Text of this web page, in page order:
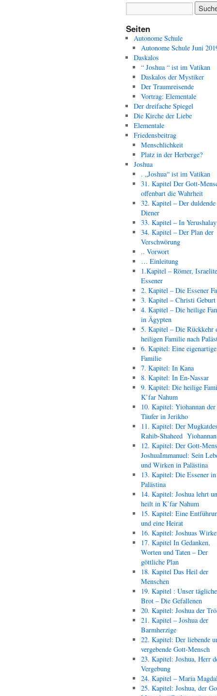
Seiten
Autonome Schule
Autonome Schule Juni
Daskalos
“ Joshua “ ist im Vatikan
Daskalos der Mystiker
Der Traumreisende
Vortrag: Elementale
Der dreifache Spiegel
Die Kirche der Liebe
Elementale
Friedensbeitrag
Menschlichkeit
Platz in der Herberge?
Joshua
. „Joshua“ ist im Vatikan
31. Kapitel Der Gott-
offenbart die Wahrheit
32. Kapitel – Der duldende
Diener
33. Kapitel – In
34. Kapitel – Der Plan der
Verschwörung
.. Vorwort
… Einleitung
1.Kapitel – Römer,
Essener
2. Kapitel – Die Essener
3. Kapitel – Christi Geburt
4. Kapitel – Die heilige
in Ägypten
5. Kapitel – Die Rückkehr
heiligen Familie nach
6. Kapitel: Eine eigenartige
Familie
7. Kapitel: In Kana
8. Kapitel: In En-Nassar
9. Kapitel: Die heilige
K’far Nahum
10. Kapitel: Yiohannan der
Täufer in Jerikho
11. Kapitel: Der
Rahib-Shaheed
12. Kapitel: Der Gott-
JoshuaImmanuel: Sein
und Wirken in Palästina
13. Kapitel: Die Essener in
Palästina
14. Kapitel: Joshua lehrt
heilt in K’far Nahum
15. Kapitel: Eine
und eine Heirat
16. Kapitel: Joshuas
17. Kapitel In Gedanken,
Worten und Taten – Der
göttliche Plan
18. Kapitel Das Heil der
Menschen
19. Kapitel : Unser
Brot – Die Gefallenen
20. Kapitel: Joshua der
21. Kapitel – Joshua der
Barmherzige
22. Kapitel: Der liebende
vergebende Gott-Mensch
23. Kapitel: Joshua, Herr
Vergebung
24. Kapitel – Maria
25. Kapitel: Joshua, der